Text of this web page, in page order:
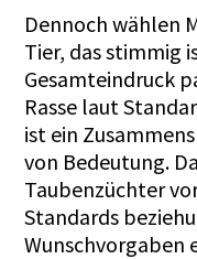
Dennoch wählen
Tier, das stimmig
Gesamteindruck
Rasse laut
ist ein
von Bedeutung.
Taubenzüchter
Standards